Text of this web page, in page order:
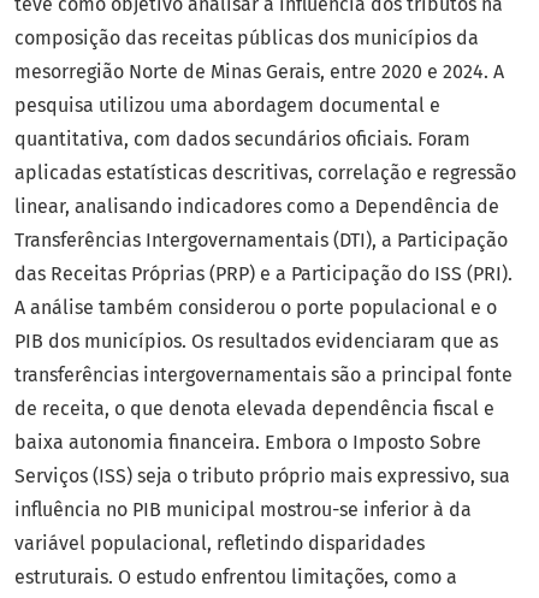
teve como objetivo analisar a influência dos tributos na
composição das receitas públicas dos municípios da
mesorregião Norte de Minas Gerais, entre 2020 e 2024. A
pesquisa utilizou uma abordagem documental e
quantitativa, com dados secundários oficiais. Foram
aplicadas estatísticas descritivas, correlação e regressão
linear, analisando indicadores como a Dependência de
Transferências Intergovernamentais (DTI), a Participação
das Receitas Próprias (PRP) e a Participação do ISS (PRI).
A análise também considerou o porte populacional e o
PIB dos municípios. Os resultados evidenciaram que as
transferências intergovernamentais são a principal fonte
de receita, o que denota elevada dependência fiscal e
baixa autonomia financeira. Embora o Imposto Sobre
Serviços (ISS) seja o tributo próprio mais expressivo, sua
influência no PIB municipal mostrou-se inferior à da
variável populacional, refletindo disparidades
estruturais. O estudo enfrentou limitações, como a